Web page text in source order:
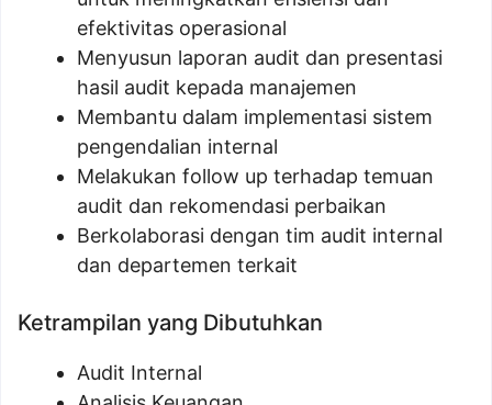
efektivitas operasional
Menyusun laporan audit dan presentasi
hasil audit kepada manajemen
Membantu dalam implementasi sistem
pengendalian internal
Melakukan follow up terhadap temuan
audit dan rekomendasi perbaikan
Berkolaborasi dengan tim audit internal
dan departemen terkait
Ketrampilan yang Dibutuhkan
Audit Internal